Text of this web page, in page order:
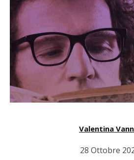
Valentina
28 Ottobre